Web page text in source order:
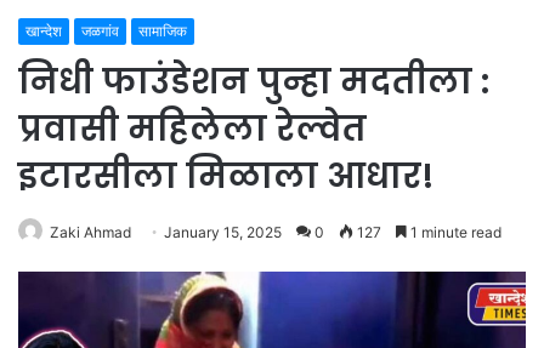
खान्देश जळगांव सामाजिक
निधी फाउंडेशन पुन्हा मदतीला :
प्रवासी महिलेला रेल्वेत
इटारसीला मिळाला आधार!
Zaki Ahmad January 15, 2025 0 127 1 minute read